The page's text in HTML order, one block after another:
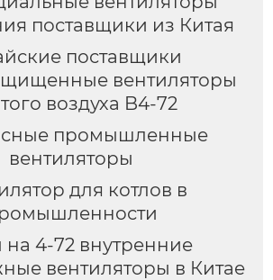
поставщики из Китая
поставщики
вентиляторы
воздуха B4-72
промышленные
вентиляторы
для котлов в
4-72 внутренние
вентиляторы в Китае